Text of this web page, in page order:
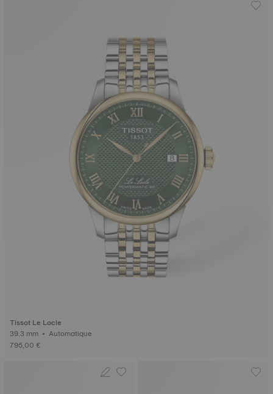
Tissot Le Locle
39.3 mm • Automatique
795,00 €